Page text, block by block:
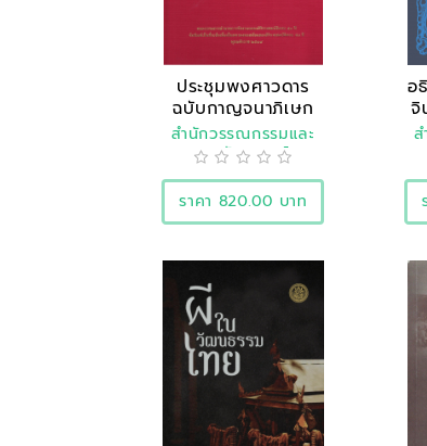
ประชุมพงศาวดาร
ฉบับกาญจนาภิเษก
เล่ม ..
สำนักวรรณกรรมและ
ประวัติศาสตร์
ราคา 820.00 บาท
อ
จิ